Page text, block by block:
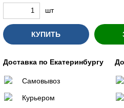
шт
КУПИТЬ
Доставка по Екатеринбургу
Самовывоз
Курьером